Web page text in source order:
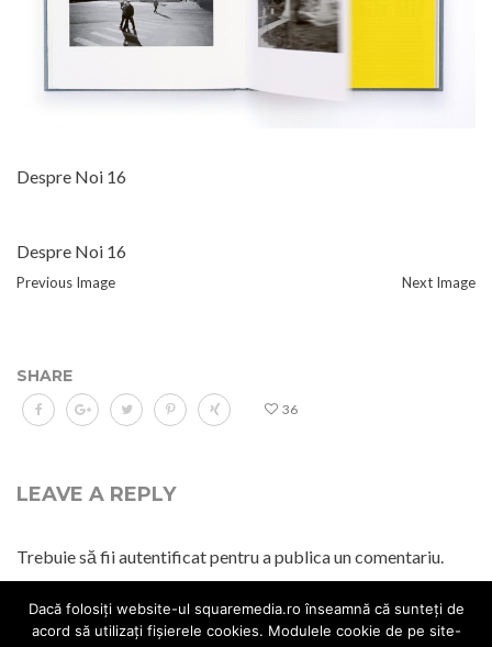
Despre Noi 16
Despre Noi 16
Previous Image Next Image
SHARE
36
LEAVE A REPLY
Trebuie să fiiautentificatpentru a publica un comentariu.
Dacă folosiți website-ul squaremedia.ro înseamnă că sunteți de
acord să utilizați fișierele cookies. Modulele cookie de pe site-